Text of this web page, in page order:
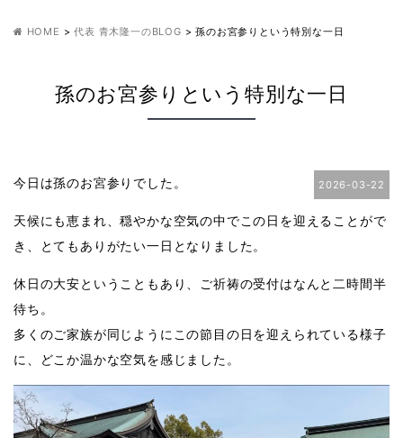
HOME >代表 青木隆一のBLOG >孫のお宮参りという特別な一日
孫のお宮参りという特別な一日
2026-03-22
今日は孫のお宮参りでした。
天候にも恵まれ、穏やかな空気の中でこの日を迎えることがで
き、とてもありがたい一日となりました。
休日の大安ということもあり、ご祈祷の受付はなんと二時間半
待ち。
多くのご家族が同じようにこの節目の日を迎えられている様子
に、どこか温かな空気を感じました。